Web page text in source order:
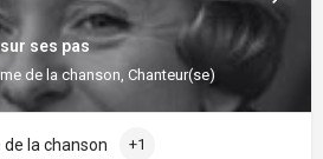
sur ses pas
de la chanson, Chanteur(se)
la chanson +1